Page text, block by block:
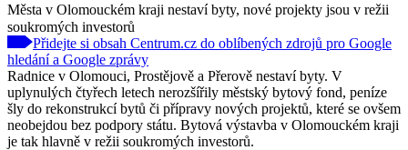
Města v Olomouckém kraji nestaví byty, nové projekty jsou v režii
soukromých investorů
Přidejte si obsah Centrum.cz do oblíbených zdrojů pro Google
hledání a Google zprávy
Radnice v Olomouci, Prostějově a Přerově nestaví byty. V
uplynulých čtyřech letech nerozšířily městský bytový fond, peníze
šly do rekonstrukcí bytů či přípravy nových projektů, které se ovšem
neobejdou bez podpory státu. Bytová výstavba v Olomouckém kraji
je tak hlavně v režii soukromých investorů.